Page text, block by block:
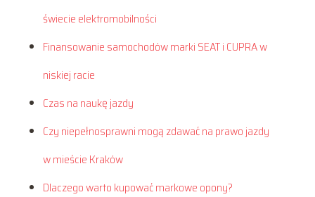
świecie elektromobilności
Finansowanie samochodów marki SEAT i CUPRA w
niskiej racie
Czas na naukę jazdy
Czy niepełnosprawni mogą zdawać na prawo jazdy
w mieście Kraków
Dlaczego warto kupować markowe opony?